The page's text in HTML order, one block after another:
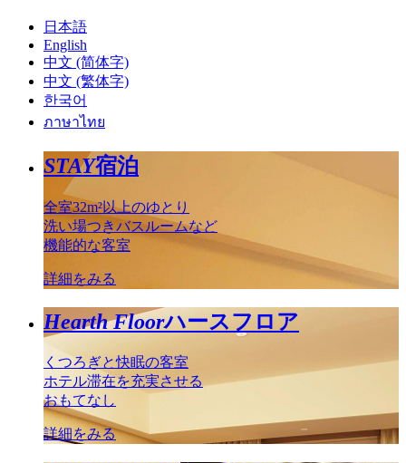
日本語
English
中文 (简体字)
中文 (繁体字)
한국어
ภาษาไทย
STAY宿泊
全室32m²以上のゆとり
洗い場つきバスルームなど
機能的な客室
詳細をみる
Hearth Floorハースフロア
くつろぎと快眠の客室
ホテル滞在を充実させる
おもてなし
詳細をみる